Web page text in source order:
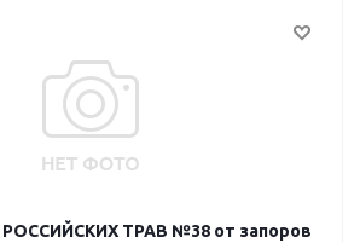
ТРАВ №38 от запоров